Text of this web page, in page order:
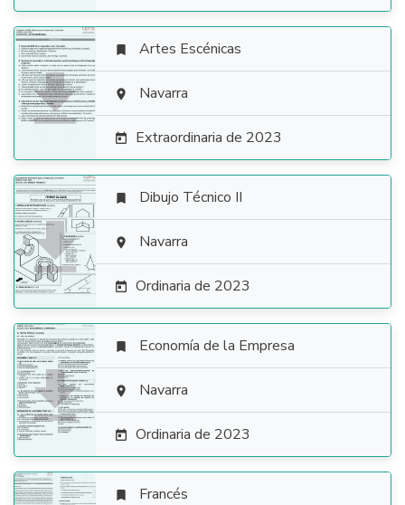

 Artes Escénicas
 Navarra
 Extraordinaria de 2023

 Dibujo Técnico II
 Navarra
 Ordinaria de 2023

 Economía de la Empresa
 Navarra
 Ordinaria de 2023
 Francés